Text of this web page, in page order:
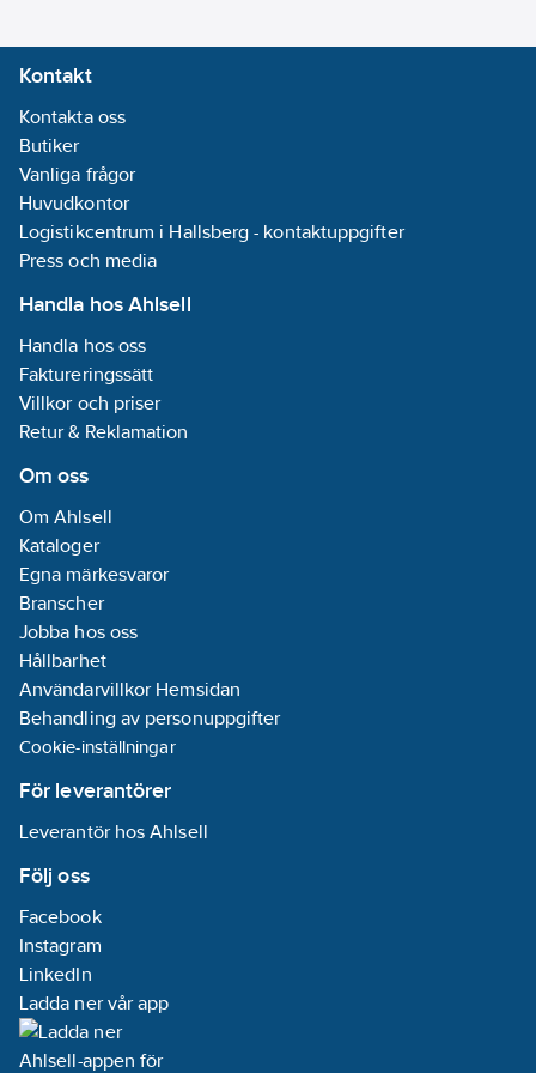
Kontakt
Kontakta oss
Butiker
Vanliga frågor
Huvudkontor
Logistikcentrum i Hallsberg - kontaktuppgifter
Press och media
Handla hos Ahlsell
Handla hos oss
Faktureringssätt
Villkor och priser
Retur & Reklamation
Om oss
Om Ahlsell
Kataloger
Egna märkesvaror
Branscher
Jobba hos oss
Hållbarhet
Användarvillkor Hemsidan
Behandling av personuppgifter
Cookie-inställningar
För leverantörer
Leverantör hos Ahlsell
Följ oss
Facebook
Instagram
LinkedIn
Ladda ner vår app